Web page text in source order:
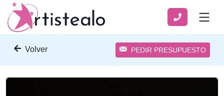
Volver PEDIR PRESUPUESTO